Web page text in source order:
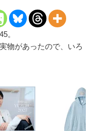
。
物があったので、いろ